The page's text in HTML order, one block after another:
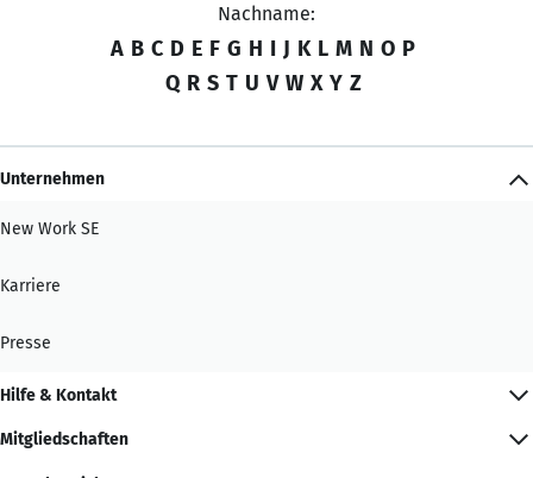
Nachname:
A B C D E F G H I J K L M N O P
Q R S T U V W X Y Z
Unternehmen
New Work SE
Karriere
Presse
Hilfe & Kontakt
Mitgliedschaften